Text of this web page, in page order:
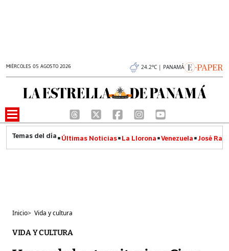
MIÉRCOLES 05 AGOSTO 2026 24.2°C | PANAMÁ
Últimas Noticias La Llorona Venezuela José
Inicio> Vida y cultura
VIDA Y CULTURA